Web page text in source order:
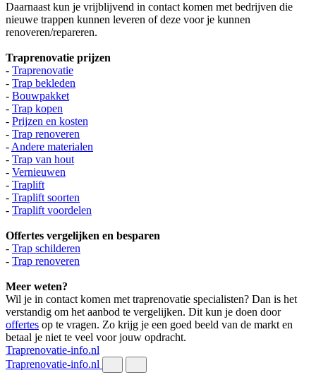
Daarnaast kun je vrijblijvend in contact komen met bedrijven die
nieuwe trappen kunnen leveren of deze voor je kunnen
renoveren/repareren.
Traprenovatie prijzen
- Traprenovatie
- Trap bekleden
- Bouwpakket
- Trap kopen
- Prijzen en kosten
- Trap renoveren
-Andere materialen
- Trap van hout
- Vernieuwen
- Traplift
- Traplift soorten
- Traplift voordelen
Offertes vergelijken en besparen
- Trap schilderen
- Trap renoveren
Meer weten?
Wil je in contact komen met traprenovatie specialisten? Dan is het
verstandig om het aanbod te vergelijken. Dit kun je doen door
offertes op te vragen. Zo krijg je een goed beeld van de markt en
betaal je niet te veel voor jouw opdracht.
Traprenovatie-info.nl
Traprenovatie-info.nl